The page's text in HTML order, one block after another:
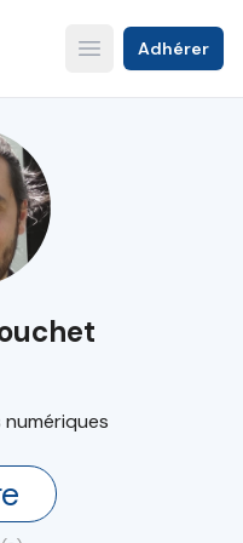
Open main menu
Adhérer